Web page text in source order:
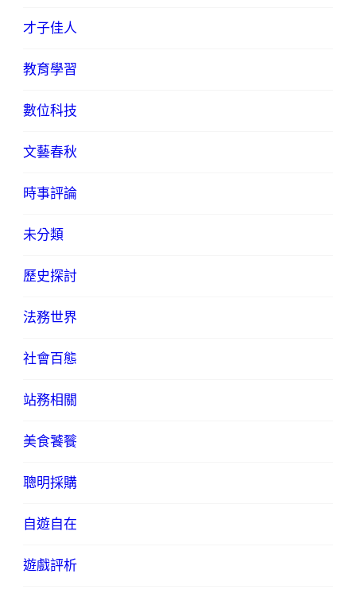
才子佳人
教育學習
數位科技
文藝春秋
時事評論
未分類
歷史探討
法務世界
社會百態
站務相關
美食饕餮
聰明採購
自遊自在
遊戲評析